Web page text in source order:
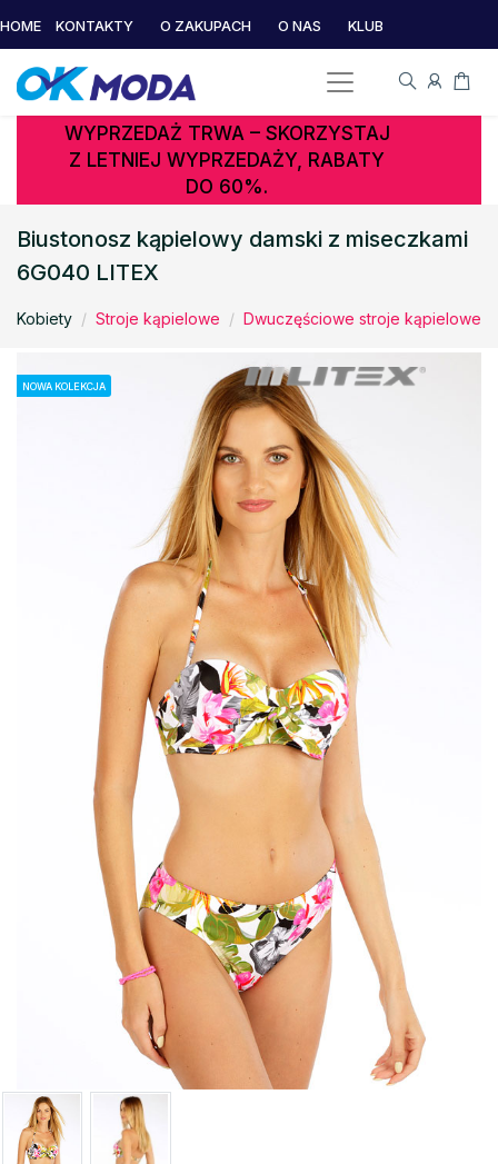
HOME KONTAKTY O ZAKUPACH O NAS KLUB
WYPRZEDAŻ TRWA – SKORZYSTAJ
Z LETNIEJ WYPRZEDAŻY, RABATY
DO 60%.
Biustonosz kąpielowy damski z miseczkami
6G040 LITEX
Kobiety Stroje kąpielowe Dwuczęściowe stroje kąpielowe
NOWA KOLEKCJA